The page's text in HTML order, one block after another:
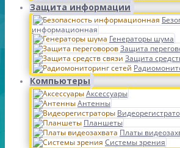
Защита информации
информационная
Генераторы шума
Защита
Защита
Компьютеры
Аксессуары
Антенны
Планшеты
Платы
Системы зрения